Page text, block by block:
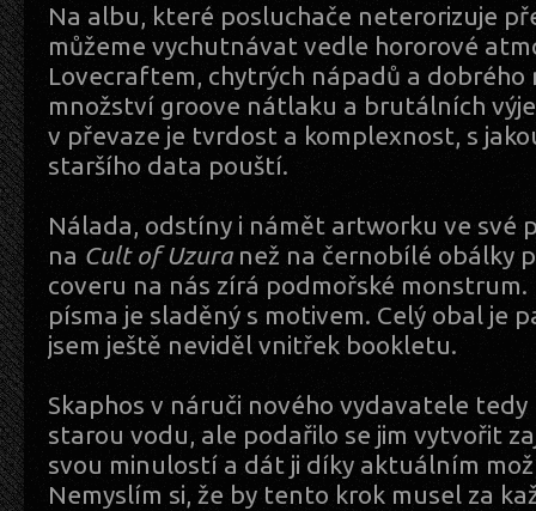
Na albu, které posluchače neterorizuje
můžeme vychutnávat vedle hororové
Lovecraftem, chytrých nápadů a
množství groove nátlaku a brutálních
v převaze je tvrdost a komplexnost, s
staršího data pouští.
Nálada, odstíny i námět artworku ve své
na Cult of Uzuranež na černobílé obálky
coveru na nás zírá podmořské
písma je sladěný s motivem. Celý obal je
jsem ještě neviděl vnitřek bookletu.
Skaphos v náruči nového vydavatele
starou vodu, ale podařilo se jim vytvořit
svou minulostí a dát ji díky aktuálním
Nemyslím si, že by tento krok musel za